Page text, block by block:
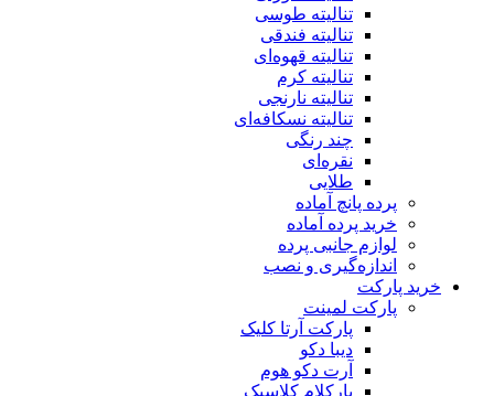
تنالیته طوسی
تنالیته فندقی
تنالیته قهوه‌ای
تنالیته کرم
تنالیته نارنجی
تنالیته نسکافه‌ای
چند رنگی
نقره‌ای
طلایی
پرده پانچ آماده
خرید پرده آماده
لوازم جانبی پرده
اندازه‌گیری و نصب
خرید پارکت
پارکت لمینت
پارکت آرتا کلیک
دیبا دکو
آرت دکو هوم
پارکلام کلاسیک